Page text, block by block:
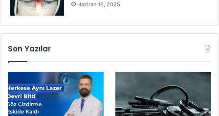
Haziran 16, 2025
Son Yazılar